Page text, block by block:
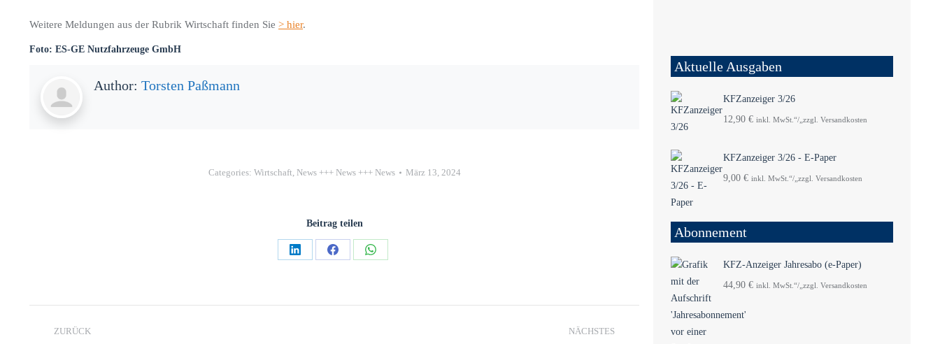
Weitere Meldungen aus der Rubrik Wirtschaft finden Sie > hier.
Foto: ES-GE Nutzfahrzeuge GmbH
Author: Torsten Paßmann
Categories: Wirtschaft, News +++ News +++ News März 13, 2024
Beitrag teilen
ZURÜCK NÄCHSTES
Aktuelle Ausgaben
KFZanzeiger 3/26
12,90 € inkl. MwSt.“/„zzgl. Versandkosten
KFZanzeiger 3/26 - E-Paper
9,00 € inkl. MwSt.“/„zzgl. Versandkosten
Abonnement
KFZ-Anzeiger Jahresabo (e-Paper)
44,90 € inkl. MwSt.“/„zzgl. Versandkosten